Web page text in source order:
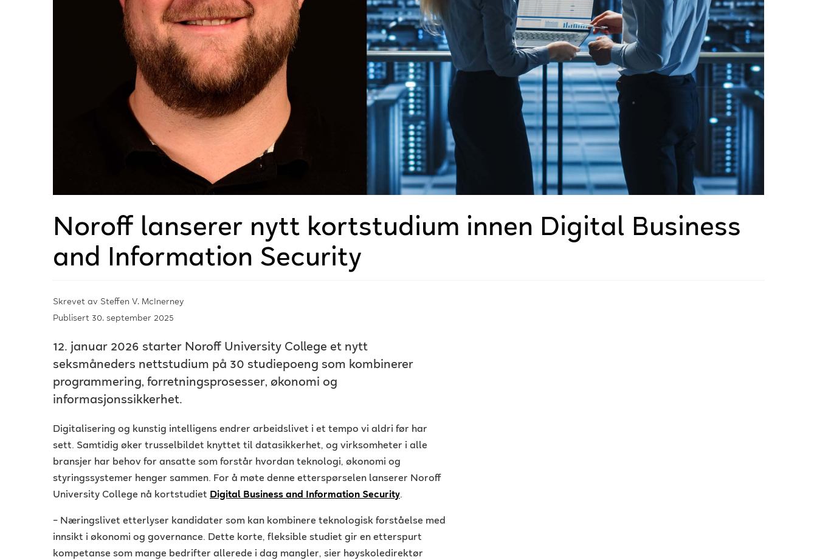
Noroff lanserer nytt kortstudium innen Digital Business
and Information Security
Skrevet av Steffen V. McInerney
Publisert 30. september 2025
12. januar 2026 starter Noroff University College et nytt
seksmåneders nettstudium på 30 studiepoeng som kombinerer
programmering, forretningsprosesser, økonomi og
informasjonssikkerhet.
Digitalisering og kunstig intelligens endrer arbeidslivet i et tempo vi aldri før har
sett. Samtidig øker trusselbildet knyttet til datasikkerhet, og virksomheter i alle
bransjer har behov for ansatte som forstår hvordan teknologi, økonomi og
styringssystemer henger sammen. For å møte denne etterspørselen lanserer Noroff
University College nå kortstudiet Digital Business and Information Security.
– Næringslivet etterlyser kandidater som kan kombinere teknologisk forståelse med
innsikt i økonomi og governance. Dette korte, fleksible studiet gir en etterspurt
kompetanse som mange bedrifter allerede i dag mangler, sier høyskoledirektør